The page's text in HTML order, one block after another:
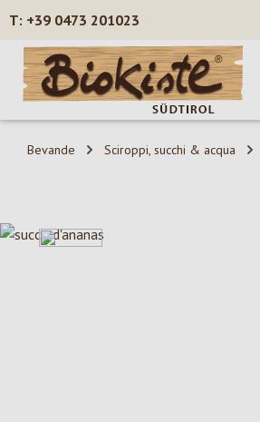
Passa al contenuto principale
+39 0473 201023
Bevande Sciroppi, succhi & acqua
Salta la galleria di immagini